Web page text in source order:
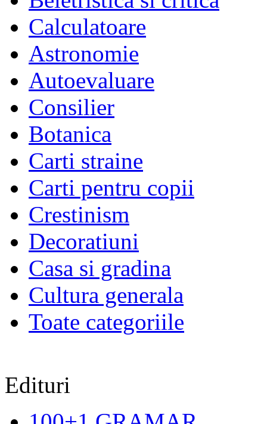
Calculatoare
Astronomie
Autoevaluare
Consilier
Botanica
Carti straine
Carti pentru copii
Crestinism
Decoratiuni
Casa si gradina
Cultura generala
Toate categoriile
Edituri